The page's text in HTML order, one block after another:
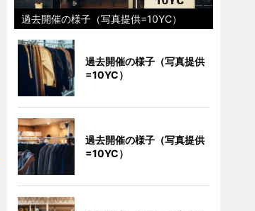
過去開催の様子（写真提供=10YC）
過去開催の様子（写真提供
=10YC）
過去開催の様子（写真提供
=10YC）